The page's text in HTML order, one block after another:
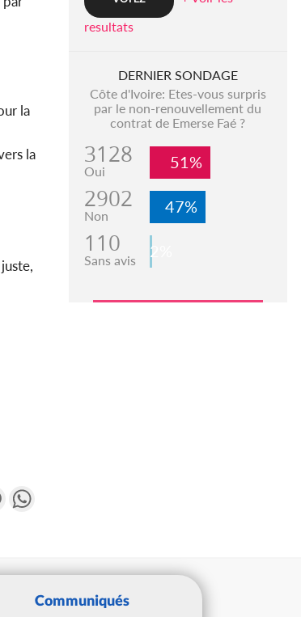
la
la
Messenger
resultats
DERNIER SONDAGE
Côte d'Ivoire: Etes-vous surpris
par le non-renouvellement du
contrat de Emerse Faé ?
3128
Oui 51%
2902
Non 47%
110
Sans avis 2%
Communiqués